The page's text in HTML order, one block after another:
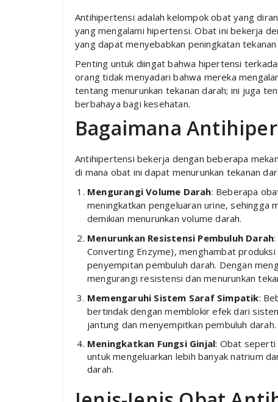
Antihipertensi adalah kelompok obat yang
yang mengalami hipertensi. Obat ini bekerja
yang dapat menyebabkan peningkatan tekanan
Penting untuk diingat bahwa hipertensi
orang tidak menyadari bahwa mereka
tentang menurunkan tekanan darah; ini juga
berbahaya bagi kesehatan.
Bagaimana
Antihipertensi bekerja dengan beberapa
di mana obat ini dapat menurunkan tekanan
Mengurangi Volume Darah: Beberapa
meningkatkan pengeluaran urine, sehingga
demikian menurunkan volume darah.
Menurunkan Resistensi Pembuluh Darah
Converting Enzyme), menghambat
penyempitan pembuluh darah. Dengan
mengurangi resistensi dan menurunkan
Memengaruhi Sistem Saraf Simpatik:
bertindak dengan memblokir efek dari
jantung dan menyempitkan pembuluh darah.
Meningkatkan Fungsi Ginjal: Obat seperti
untuk mengeluarkan lebih banyak natrium
darah.